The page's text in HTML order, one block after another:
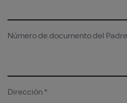
Número de documento del
Dirección *